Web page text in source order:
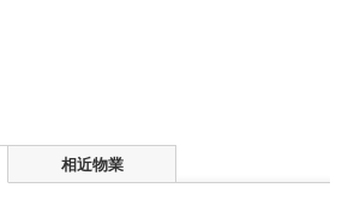
相近物業